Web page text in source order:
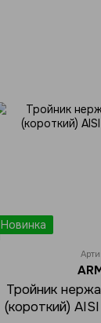
Новинка
Тройник
(короткий)